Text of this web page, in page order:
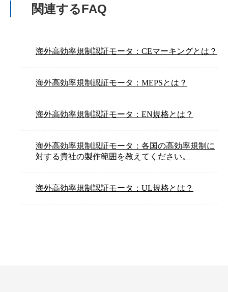
関連するFAQ
海外高効率規制認証モータ：CEマーキングとは？
海外高効率規制認証モータ：MEPSとは？
海外高効率規制認証モータ：EN規格とは？
海外高効率規制認証モータ：各国の高効率規制に
対する貴社の製作範囲を教えてください。
海外高効率規制認証モータ：UL規格とは？